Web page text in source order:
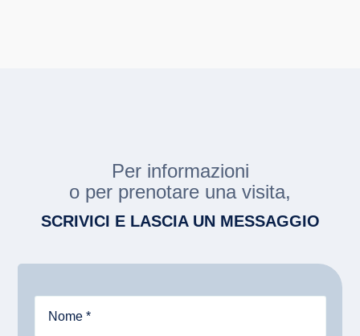
Per informazioni
o per prenotare una visita,
SCRIVICI E LASCIA UN MESSAGGIO